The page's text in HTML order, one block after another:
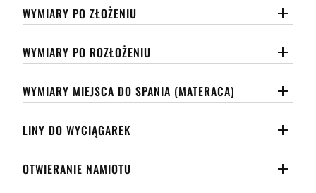
WYMIARY PO ZŁOŻENIU 
WYMIARY PO ROZŁOŻENIU 
WYMIARY MIEJSCA DO SPANIA (MATERACA) 
LINY DO WYCIĄGAREK 
OTWIERANIE NAMIOTU 